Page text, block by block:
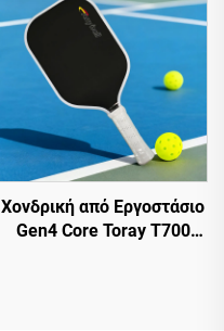
Εξωτερικού Χώρου
Αθλητική 16mm
Χονδρική από Εργοστάσιο
Gen4 Core Toray T700